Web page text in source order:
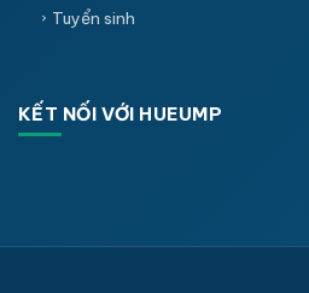
Tuyển sinh
KẾT NỐI VỚI HUEUMP